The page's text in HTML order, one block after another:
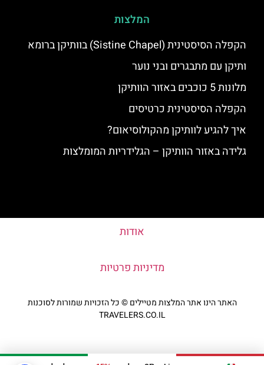
המלצות
הקפלה הסיסטינית (Sistine Chapel) בוותיקן ברומא
ותיקן עם מתבגרים ובני נוער
מלונות 5 כוכבים באזור הוותיקן
הקפלה הסיסטינית כרטיסים
איך להגיע לוותיקן מהקולוסיאום?
גלידה באזור הוותיקן – הגלידריות המומלצות
אודות
מדיניות פרטיות
האתר הינו אתר המלצות מטיילים © כל הזכויות שמורות לסוכנות
TRAVELERS.CO.IL